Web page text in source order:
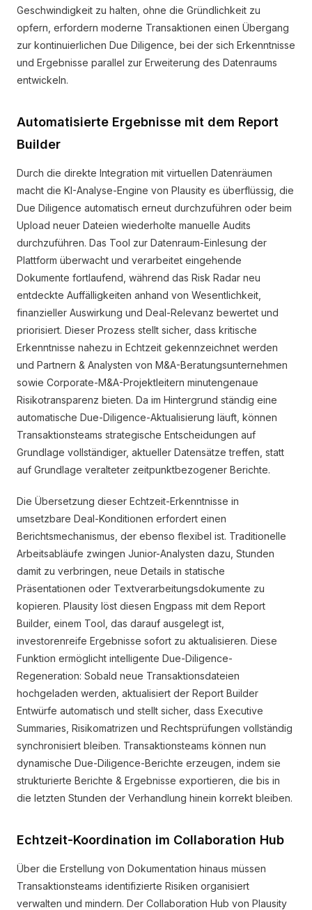
Geschwindigkeit zu halten, ohne die Gründlichkeit zu
opfern, erfordern moderne Transaktionen einen Übergang
zur kontinuierlichen Due Diligence, bei der sich Erkenntnisse
und Ergebnisse parallel zur Erweiterung des Datenraums
entwickeln.
Automatisierte Ergebnisse mit dem Report
Builder
Durch die direkte Integration mit virtuellen Datenräumen
macht die KI-Analyse-Engine von Plausity es überflüssig, die
Due Diligence automatisch erneut durchzuführen oder beim
Upload neuer Dateien wiederholte manuelle Audits
durchzuführen. Das Tool zur Datenraum-Einlesung der
Plattform überwacht und verarbeitet eingehende
Dokumente fortlaufend, während das Risk Radar neu
entdeckte Auffälligkeiten anhand von Wesentlichkeit,
finanzieller Auswirkung und Deal-Relevanz bewertet und
priorisiert. Dieser Prozess stellt sicher, dass kritische
Erkenntnisse nahezu in Echtzeit gekennzeichnet werden
und Partnern & Analysten von M&A-Beratungsunternehmen
sowie Corporate-M&A-Projektleitern minutengenaue
Risikotransparenz bieten. Da im Hintergrund ständig eine
automatische Due-Diligence-Aktualisierung läuft, können
Transaktionsteams strategische Entscheidungen auf
Grundlage vollständiger, aktueller Datensätze treffen, statt
auf Grundlage veralteter zeitpunktbezogener Berichte.
Die Übersetzung dieser Echtzeit-Erkenntnisse in
umsetzbare Deal-Konditionen erfordert einen
Berichtsmechanismus, der ebenso flexibel ist. Traditionelle
Arbeitsabläufe zwingen Junior-Analysten dazu, Stunden
damit zu verbringen, neue Details in statische
Präsentationen oder Textverarbeitungsdokumente zu
kopieren. Plausity löst diesen Engpass mit dem Report
Builder, einem Tool, das darauf ausgelegt ist,
investorenreife Ergebnisse sofort zu aktualisieren. Diese
Funktion ermöglicht intelligente Due-Diligence-
Regeneration: Sobald neue Transaktionsdateien
hochgeladen werden, aktualisiert der Report Builder
Entwürfe automatisch und stellt sicher, dass Executive
Summaries, Risikomatrizen und Rechtsprüfungen vollständig
synchronisiert bleiben. Transaktionsteams können nun
dynamische Due-Diligence-Berichte erzeugen, indem sie
strukturierte Berichte & Ergebnisse exportieren, die bis in
die letzten Stunden der Verhandlung hinein korrekt bleiben.
Echtzeit-Koordination im Collaboration Hub
Über die Erstellung von Dokumentation hinaus müssen
Transaktionsteams identifizierte Risiken organisiert
verwalten und mindern. Der Collaboration Hub von Plausity